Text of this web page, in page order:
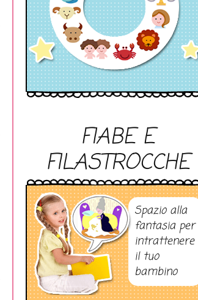
FIABE E
FILASTROCCHE
Spazio alla
fantasia per
intrattenere
il tuo
bambino